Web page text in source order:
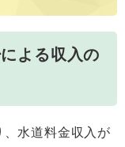
よる収入の
水道料金収入が